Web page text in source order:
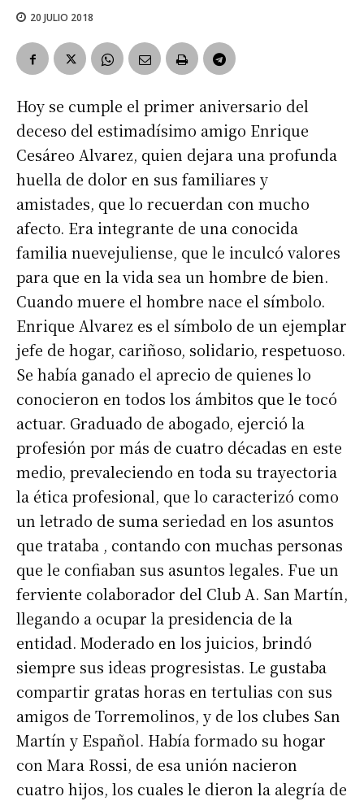
20 JULIO 2018
Hoy se cumple el primer aniversario del
deceso del estimadísimo amigo Enrique
Cesáreo Alvarez, quien dejara una profunda
huella de dolor en sus familiares y
amistades, que lo recuerdan con mucho
afecto. Era integrante de una conocida
familia nuevejuliense, que le inculcó valores
para que en la vida sea un hombre de bien.
Cuando muere el hombre nace el símbolo.
Enrique Alvarez es el símbolo de un ejemplar
jefe de hogar, cariñoso, solidario, respetuoso.
Se había ganado el aprecio de quienes lo
conocieron en todos los ámbitos que le tocó
actuar. Graduado de abogado, ejerció la
profesión por más de cuatro décadas en este
medio, prevaleciendo en toda su trayectoria
la ética profesional, que lo caracterizó como
un letrado de suma seriedad en los asuntos
que trataba , contando con muchas personas
que le confiaban sus asuntos legales. Fue un
ferviente colaborador del Club A. San Martín,
llegando a ocupar la presidencia de la
entidad. Moderado en los juicios, brindó
siempre sus ideas progresistas. Le gustaba
compartir gratas horas en tertulias con sus
amigos de Torremolinos, y de los clubes San
Martín y Español. Había formado su hogar
con Mara Rossi, de esa unión nacieron
cuatro hijos, los cuales le dieron la alegría de